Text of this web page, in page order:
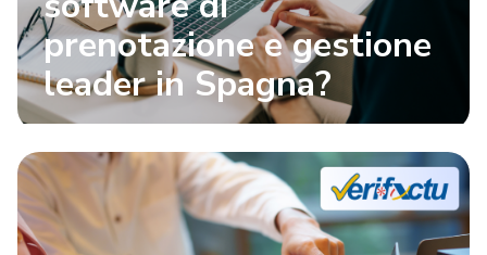
prenotazione e gestione
leader in Spagna?